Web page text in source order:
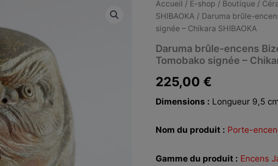
Accueil / E-shop / Boutique /
SHIBAOKA / Daruma brûle-
signée – Chikara SHIBAOKA
Daruma brûle-encens
Tomobako signée –
225,00 €
Dimensions : Longueur 9,5
Nom du produit : Porte-
Gamme du produit : Encens